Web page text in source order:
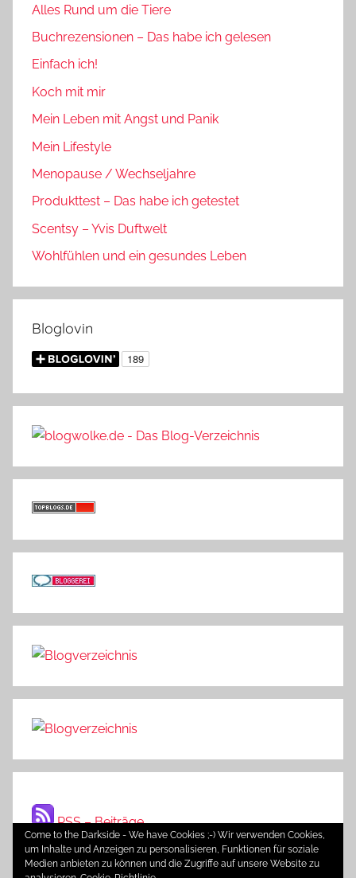
Alles Rund um die Tiere
Buchrezensionen – Das habe ich gelesen
Einfach ich!
Koch mit mir
Mein Leben mit Angst und Panik
Mein Lifestyle
Menopause / Wechseljahre
Produkttest – Das habe ich getestet
Scentsy – Yvis Duftwelt
Wohlfühlen und ein gesundes Leben
Bloglovin
RSS – Beiträge
Come to the Darkside - We have Cookies ;-) Wir verwenden Cookies,
um Inhalte und Anzeigen zu personalisieren, Funktionen für soziale
Medien anbieten zu können und die Zugriffe auf unsere Website zu